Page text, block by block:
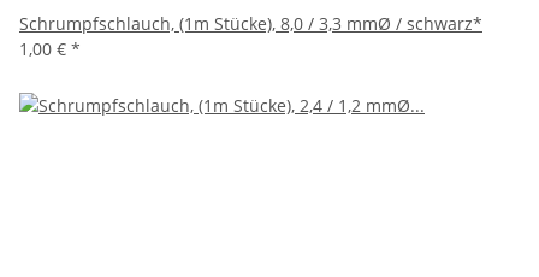
Schrumpfschlauch, (1m Stücke), 8,0 / 3,3 mmØ / schwarz*
1,00 € *